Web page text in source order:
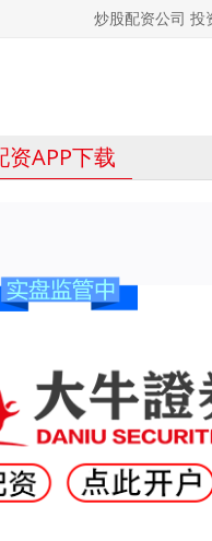
炒股配资公司 投
资APP下载